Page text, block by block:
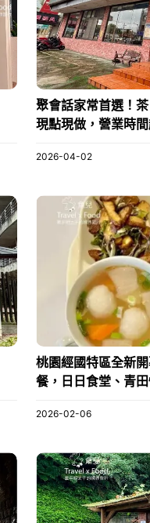
聚會話家常首選！
現點現做，營業時間
2026-04-02
桃園經國特區全新
餐，日日食堂、青田
2026-02-06